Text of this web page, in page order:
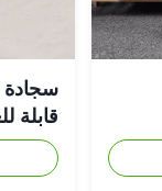
سجادة
قابلة